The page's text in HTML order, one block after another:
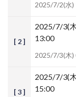
2025/7/2(水)
[ 2 ]
2025/7/3(
13:00
2025/7/3(木)
[ 3 ]
2025/7/3(
15:00